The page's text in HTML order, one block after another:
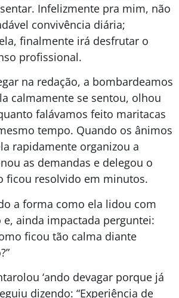
Infelizmente pra mim, não
convivência diária;
finalmente irá desfrutar o
profissional.
na redação, a bombardeamos
calmamente se sentou, olhou
falávamos feito maritacas
tempo. Quando os ânimos
rapidamente organizou a
as demandas e delegou o
ficou resolvido em minutos.
a forma como ela lidou com
ainda impactada perguntei:
ficou tão calma diante
‘ando devagar porque já
dizendo: “Experiência de